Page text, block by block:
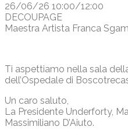
26/06/26 10:00/12:00
DECOUPAGE
Maestra Artista Franca
Ti aspettiamo nella sala
dell’Ospedale di
Un caro saluto,
La Presidente Underforty,
Massimiliano D’Aiuto.